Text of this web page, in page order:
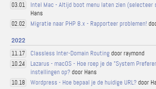
03.01 Intel Mac - Altijd boot menu laten zien
Hans
02.02 Migratie naar PHP 8.x - Rapporteer problemen!
2022
11.17 Classless Inter-Domain Routingdoor raymond
10.24
Lazarus - macOS - Hoe roep je de "System
instellingen op?door Hans
10.18 Wordpress - Hoe bepaal je de huidige URL?door